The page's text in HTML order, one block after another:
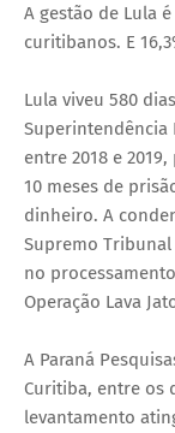
A gestão de Lula
curitibanos. E
Lula viveu 580
Superintendência
entre 2018 e
10 meses de
dinheiro. A
Supremo Tribunal
no
Operação Lava
A Paraná
Curitiba, entre os
levantamento